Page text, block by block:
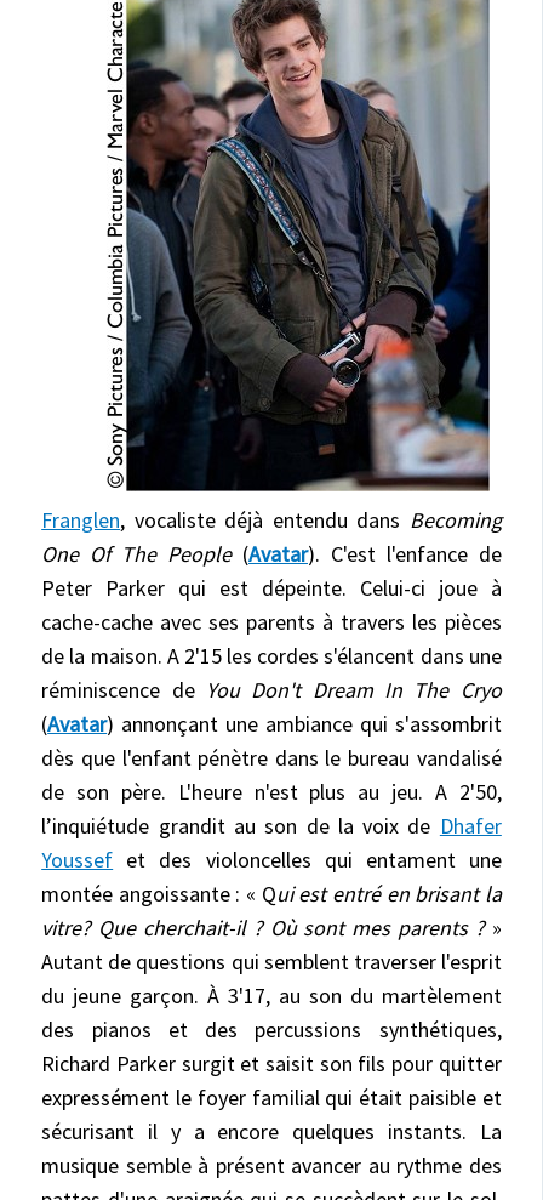
Franglen, vocaliste déjà entendu dans Becoming
One Of The People(Avatar). C'est l'enfance de
Peter Parker qui est dépeinte. Celui-ci joue à
cache-cache avec ses parents à travers les pièces
de la maison. A 2'15 les cordes s'élancent dans une
réminiscence de You Don't Dream In The Cryo
(Avatar) annonçant une ambiance qui s'assombrit
dès que l'enfant pénètre dans le bureau vandalisé
de son père. L'heure n'est plus au jeu. A 2'50,
l’inquiétude grandit au son de la voix de Dhafer
Youssef et des violoncelles qui entament une
montée angoissante : « Qui est entré en brisant la
vitre? Que cherchait-il ? Où sont mes parents ?»
Autant de questions qui semblent traverser l'esprit
du jeune garçon. À 3'17, au son du martèlement
des pianos et des percussions synthétiques,
Richard Parker surgit et saisit son fils pour quitter
expressément le foyer familial qui était paisible et
sécurisant il y a encore quelques instants. La
musique semble à présent avancer au rythme des